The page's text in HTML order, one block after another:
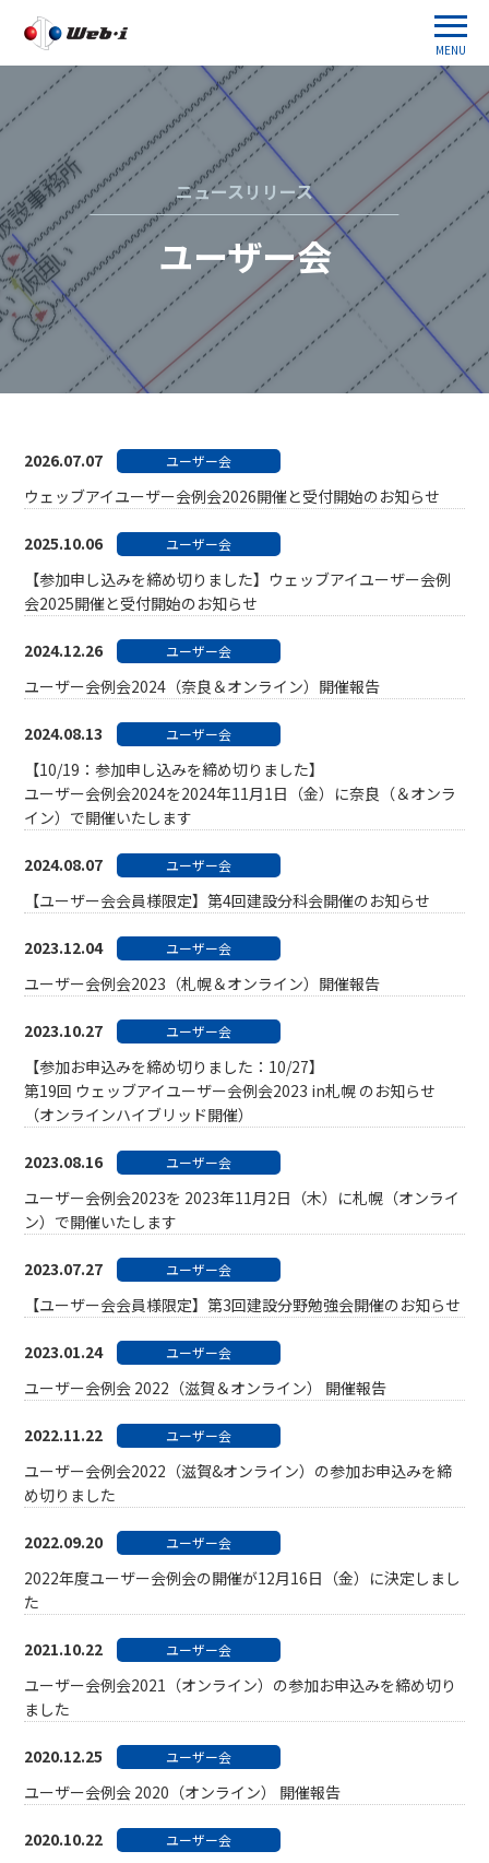
MENU
ニュースリリース
ユーザー会
2026.07.07 ユーザー会
ウェッブアイユーザー会例会2026開催と受付開始のお知らせ
2025.10.06 ユーザー会
【参加申し込みを締め切りました】ウェッブアイユーザー会例
会2025開催と受付開始のお知らせ
2024.12.26 ユーザー会
ユーザー会例会2024（奈良＆オンライン）開催報告
2024.08.13 ユーザー会
【10/19：参加申し込みを締め切りました】
ユーザー会例会2024を2024年11月1日（金）に奈良（＆オンラ
イン）で開催いたします
2024.08.07 ユーザー会
【ユーザー会会員様限定】第4回建設分科会開催のお知らせ
2023.12.04 ユーザー会
ユーザー会例会2023（札幌＆オンライン）開催報告
2023.10.27 ユーザー会
【参加お申込みを締め切りました：10/27】
第19回 ウェッブアイユーザー会例会2023 in札幌 のお知らせ
（オンラインハイブリッド開催）
2023.08.16 ユーザー会
ユーザー会例会2023を 2023年11月2日（木）に札幌（オンライ
ン）で開催いたします
2023.07.27 ユーザー会
【ユーザー会会員様限定】第3回建設分野勉強会開催のお知らせ
2023.01.24 ユーザー会
ユーザー会例会 2022（滋賀＆オンライン） 開催報告
2022.11.22 ユーザー会
ユーザー会例会2022（滋賀&オンライン）の参加お申込みを締
め切りました
2022.09.20 ユーザー会
2022年度ユーザー会例会の開催が12月16日（金）に決定しまし
た
2021.10.22 ユーザー会
ユーザー会例会2021（オンライン）の参加お申込みを締め切り
ました
2020.12.25 ユーザー会
ユーザー会例会 2020（オンライン） 開催報告
2020.10.22 ユーザー会